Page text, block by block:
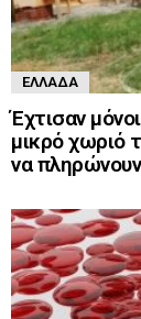
ΕΛΛΆΔΑ
Έχτισαν
μικρό χωριό
να